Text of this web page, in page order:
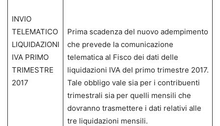
INVIO
TELEMATICO
LIQUIDAZIONI
IVA PRIMO
TRIMESTRE
2017
Prima scadenza del nuovo adempimento
che prevede la comunicazione
telematica al Fisco dei dati delle
liquidazioni IVA del primo trimestre 2017.
Tale obbligo vale sia per i contribuenti
trimestrali sia per quelli mensili che
dovranno trasmettere i dati relativi alle
tre liquidazioni mensili.